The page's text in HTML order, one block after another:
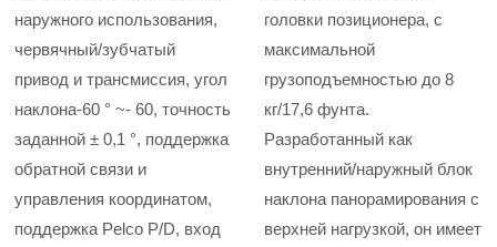
наружного использования,
червячный/зубчатый
привод и трансмиссия, угол
наклона-60 ° ~- 60, точность
заданной ± 0,1 °, поддержка
обратной связи и
управления координатом,
поддержка Pelco P/D, вход
головки позиционера, с
максимальной
грузоподъемностью до 8
кг/17,6 фунта.
Разработанный как
внутренний/наружный блок
наклона панорамирования с
верхней нагрузкой, он имеет